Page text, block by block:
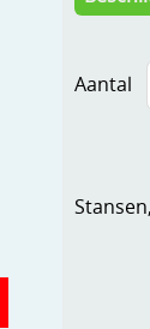
Aantal